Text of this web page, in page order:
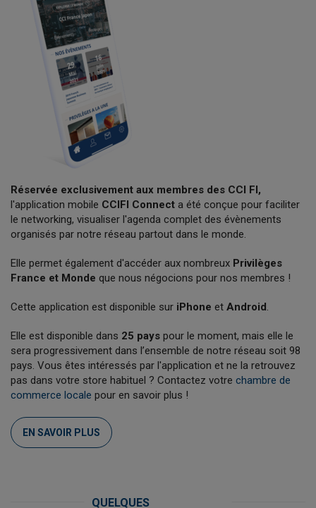
Réservée exclusivement aux membres des CCI FI,
l'application mobile CCIFI Connect a été conçue pour faciliter
le networking, visualiser l'agenda complet des évènements
organisés par notre réseau partout dans le monde.
Elle permet également d'accéder aux nombreux Privilèges
France et Monde que nous négocions pour nos membres !
Cette application est disponible sur iPhone et Android.
Elle est disponible dans 25 pays pour le moment, mais elle le
sera progressivement dans l’ensemble de notre réseau soit 98
pays. Vous êtes intéressés par l'application et ne la retrouvez
pas dans votre store habituel ? Contactez votre chambre de
commerce locale pour en savoir plus !
EN SAVOIR PLUS
QUELQUES